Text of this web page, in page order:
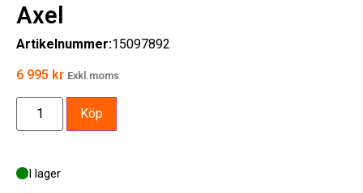
Axel
Artikelnummer:15097892
6 995 kr Exkl.moms
I lager
Köp